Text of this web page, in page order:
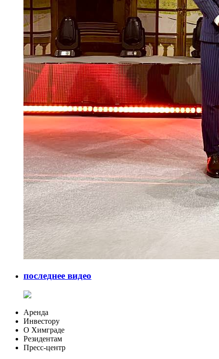
последнее видео
Аренда
Инвестору
О Химграде
Резидентам
Пресс-центр